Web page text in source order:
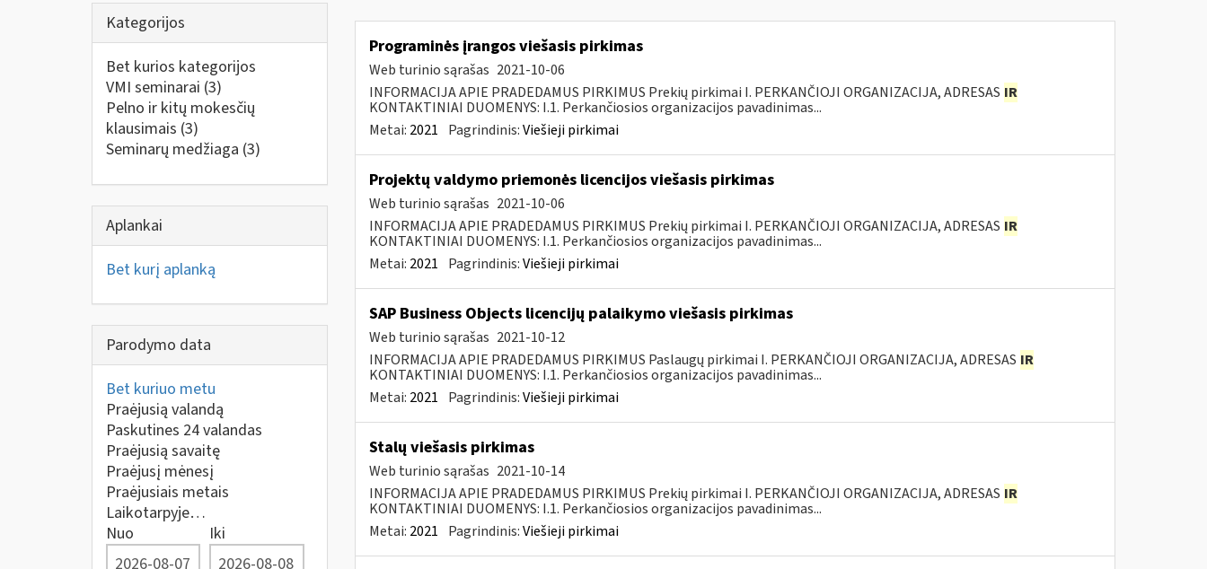
Kategorijos
Bet kurios kategorijos
VMI seminarai (3)
Pelno ir kitų mokesčių
klausimais (3)
Seminarų medžiaga (3)
Aplankai
Bet kurį aplanką
Parodymo data
Bet kuriuo metu
Praėjusią valandą
Paskutines 24 valandas
Praėjusią savaitę
Praėjusį mėnesį
Praėjusiais metais
Laikotarpyje…
Nuo
Iki
Programinės įrangos viešasis pirkimas
Web turinio sąrašas 2021-10-06
INFORMACIJA APIE PRADEDAMUS PIRKIMUS Prekių pirkimai I. PERKANČIOJI ORGANIZACIJA, ADRESAS IR
KONTAKTINIAI DUOMENYS: I.1. Perkančiosios organizacijos pavadinimas...
Metai: 2021 Pagrindinis:Viešieji pirkimai
Projektų valdymo priemonės licencijos viešasis pirkimas
Web turinio sąrašas 2021-10-06
INFORMACIJA APIE PRADEDAMUS PIRKIMUS Prekių pirkimai I. PERKANČIOJI ORGANIZACIJA, ADRESAS IR
KONTAKTINIAI DUOMENYS: I.1. Perkančiosios organizacijos pavadinimas...
Metai: 2021 Pagrindinis:Viešieji pirkimai
SAP Business Objects licencijų palaikymo viešasis pirkimas
Web turinio sąrašas 2021-10-12
INFORMACIJA APIE PRADEDAMUS PIRKIMUS Paslaugų pirkimai I. PERKANČIOJI ORGANIZACIJA, ADRESAS IR
KONTAKTINIAI DUOMENYS: I.1. Perkančiosios organizacijos pavadinimas...
Metai: 2021 Pagrindinis:Viešieji pirkimai
Stalų viešasis pirkimas
Web turinio sąrašas 2021-10-14
INFORMACIJA APIE PRADEDAMUS PIRKIMUS Prekių pirkimai I. PERKANČIOJI ORGANIZACIJA, ADRESAS IR
KONTAKTINIAI DUOMENYS: I.1. Perkančiosios organizacijos pavadinimas...
Metai: 2021 Pagrindinis:Viešieji pirkimai